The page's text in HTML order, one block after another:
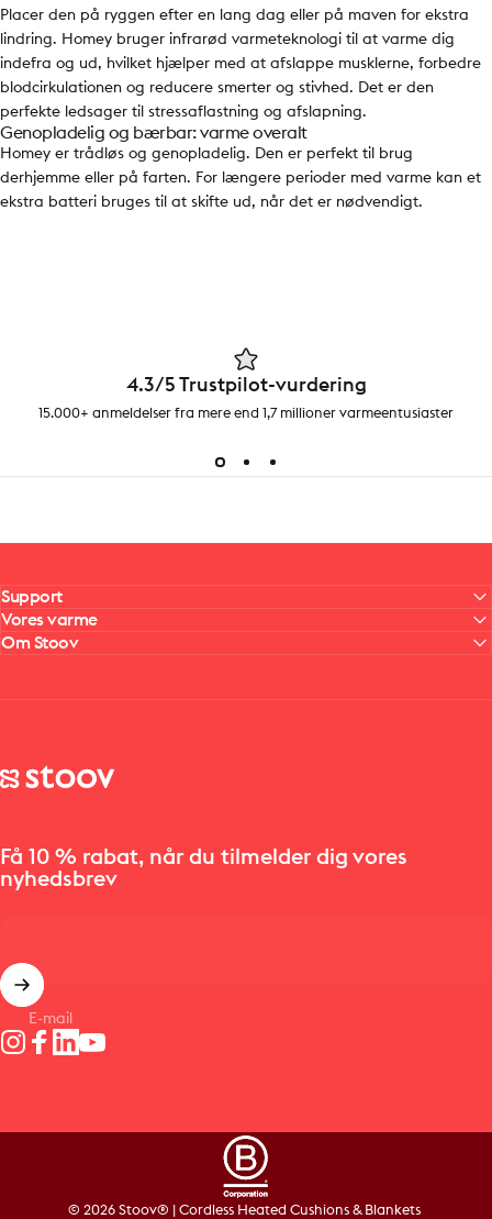
Placer den på ryggen efter en lang dag eller på maven for ekstra
lindring. Homey bruger infrarød varmeteknologi til at varme dig
indefra og ud, hvilket hjælper med at afslappe musklerne, forbedre
blodcirkulationen og reducere smerter og stivhed. Det er den
perfekte ledsager til stressaflastning og afslapning.
Genopladelig og bærbar: varme overalt
Homey er trådløs og genopladelig. Den er perfekt til brug
derhjemme eller på farten. For længere perioder med varme kan et
ekstra batteri bruges til at skifte ud, når det er nødvendigt.
4.3/5 Trustpilot-vurdering
15.000+ anmeldelser fra mere end 1,7 millioner varmeentusiaster
Support
Vores varme
Om Stoov
Stoov® | Cordless Heated Cushions & Blankets
Få 10 % rabat, når du tilmelder dig vores
nyhedsbrev
E-mail
© 2026 Stoov® | Cordless Heated Cushions & Blankets